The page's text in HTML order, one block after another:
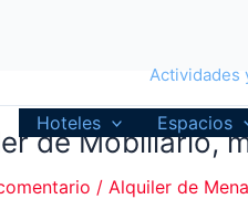
Actividades
Hoteles Espacios
de Mobiliario,
/ Alquiler de